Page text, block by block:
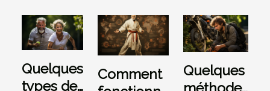
Quelques
types de
Comment
Quelques